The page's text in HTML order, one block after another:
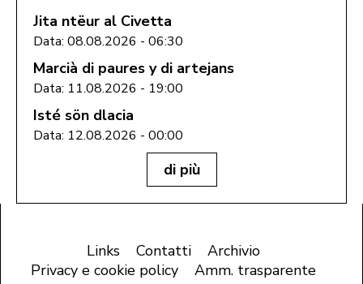
Jita ntëur al Civetta
Data: 08.08.2026 - 06:30
Marcià di paures y di artejans
Data: 11.08.2026 - 19:00
Isté sön dlacia
Data: 12.08.2026 - 00:00
di più
Links Contatti
Archivio
Privacy e cookie policy
Amm. trasparente